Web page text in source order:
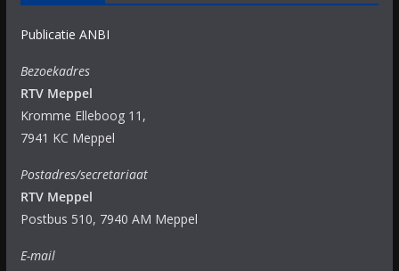
Publicatie ANBI
Bezoekadres
RTV Meppel
Kromme Elleboog 11,
7941 KC Meppel
Postadres/secretariaat
RTV Meppel
Postbus 510, 7940 AM Meppel
E-mail